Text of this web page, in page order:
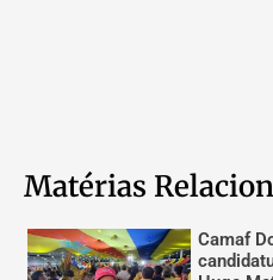
Matérias
Camaf